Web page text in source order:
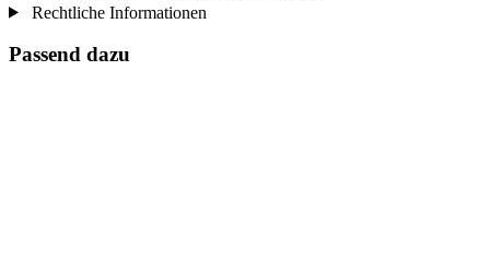
Rechtliche Informationen
Passend dazu